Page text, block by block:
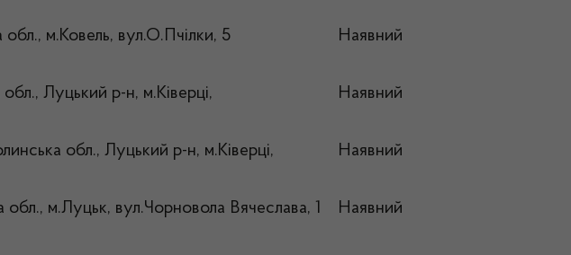
м.Ковель, вул.О.Пчілки, 5 Наявний
Луцький р-н, м.Ківерці,
Наявний
обл., Луцький р-н, м.Ківерці,
Наявний
м.Луцьк, вул.Чорновола Вячеслава, 1 Наявний